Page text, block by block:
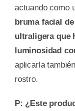
actuando como
bruma facial
ultraligera que
luminosidad
aplicarla
rostro.
P: ¿Este